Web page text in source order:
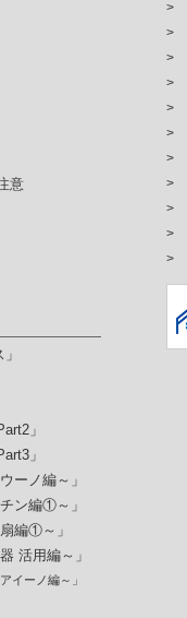
意
」
」
ーノ編～」
ン編①～」
編①～」
活用編～」
イーノ編～」